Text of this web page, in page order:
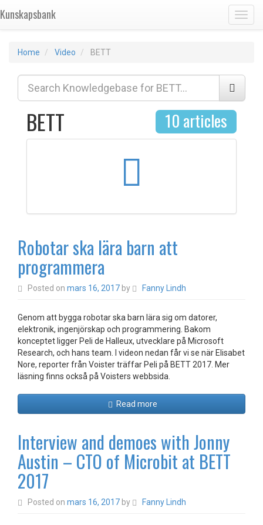
Kunskapsbank
Home Video BETT
10 articles
BETT
Robotar ska lära barn att
programmera
Posted on mars 16, 2017 by Fanny Lindh
Genom att bygga robotar ska barn lära sig om datorer,
elektronik, ingenjörskap och programmering. Bakom
konceptet ligger Peli de Halleux, utvecklare på Microsoft
Research, och hans team. I videon nedan får vi se när Elisabet
Nore, reporter från Voister träffar Peli på BETT 2017. Mer
läsning finns också på Voisters webbsida.
Read more
Interview and demoes with Jonny
Austin – CTO of Microbit at BETT
2017
Posted on mars 16, 2017 by Fanny Lindh